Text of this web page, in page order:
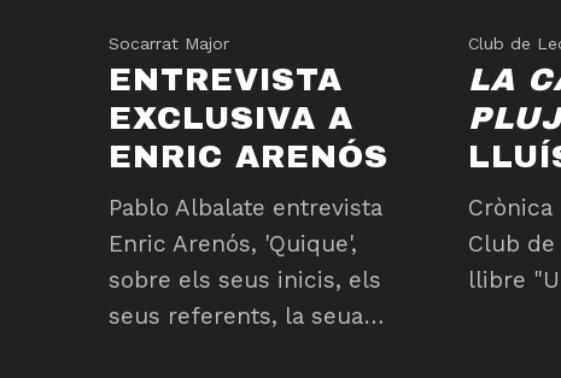
Socarrat Major
ENTREVISTA
EXCLUSIVA A
ENRIC ARENÓS
Pablo Albalate entrevista
Enric Arenós, 'Quique',
sobre els seus inicis, els
seus referents, la seua…
Club de
LA
Crònica
Club
llibre